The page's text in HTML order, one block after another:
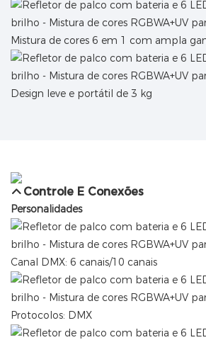
Mistura de cores 6 em 1 com ampla
Design leve e portátil de 3 kg
Controle E Conexões
Personalidades
Canal DMX: 6 canais/10 canais
Protocolos: DMX